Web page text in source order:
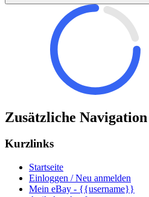
Zusätzliche Navigation
Kurzlinks
Startseite
Einloggen / Neu anmelden
Mein eBay - {{username}}